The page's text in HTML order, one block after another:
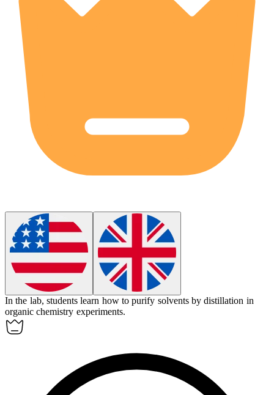
In the lab, students learn how topurify solvents by distillation in
organic chemistry experiments.